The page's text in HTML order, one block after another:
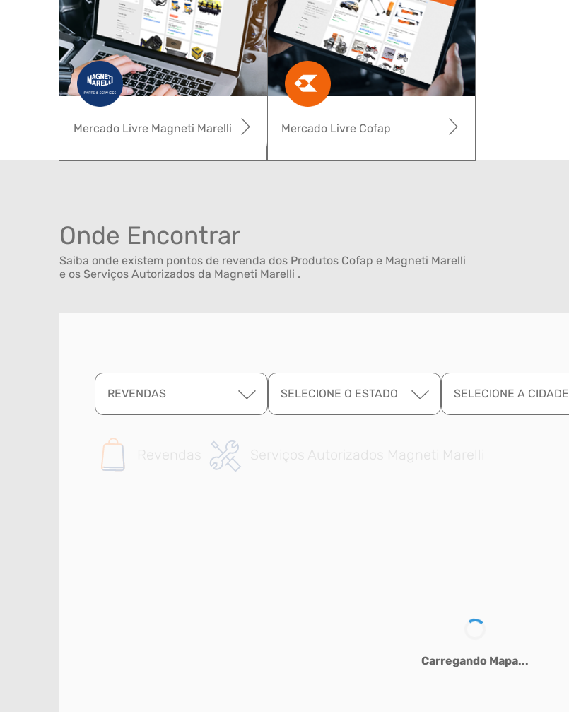
Mercado Livre Cofap
Mercado Livre Magneti Marelli
Onde Encontrar
Saiba onde existem pontos de revenda dos Produtos Cofap e Magneti Marelli
e os Serviços Autorizados da Magneti Marelli .
REVENDAS SELECIONE O ESTADO SELECIONE A CIDADE
Revendas Serviços Autorizados Magneti Marelli
Carregando Mapa...